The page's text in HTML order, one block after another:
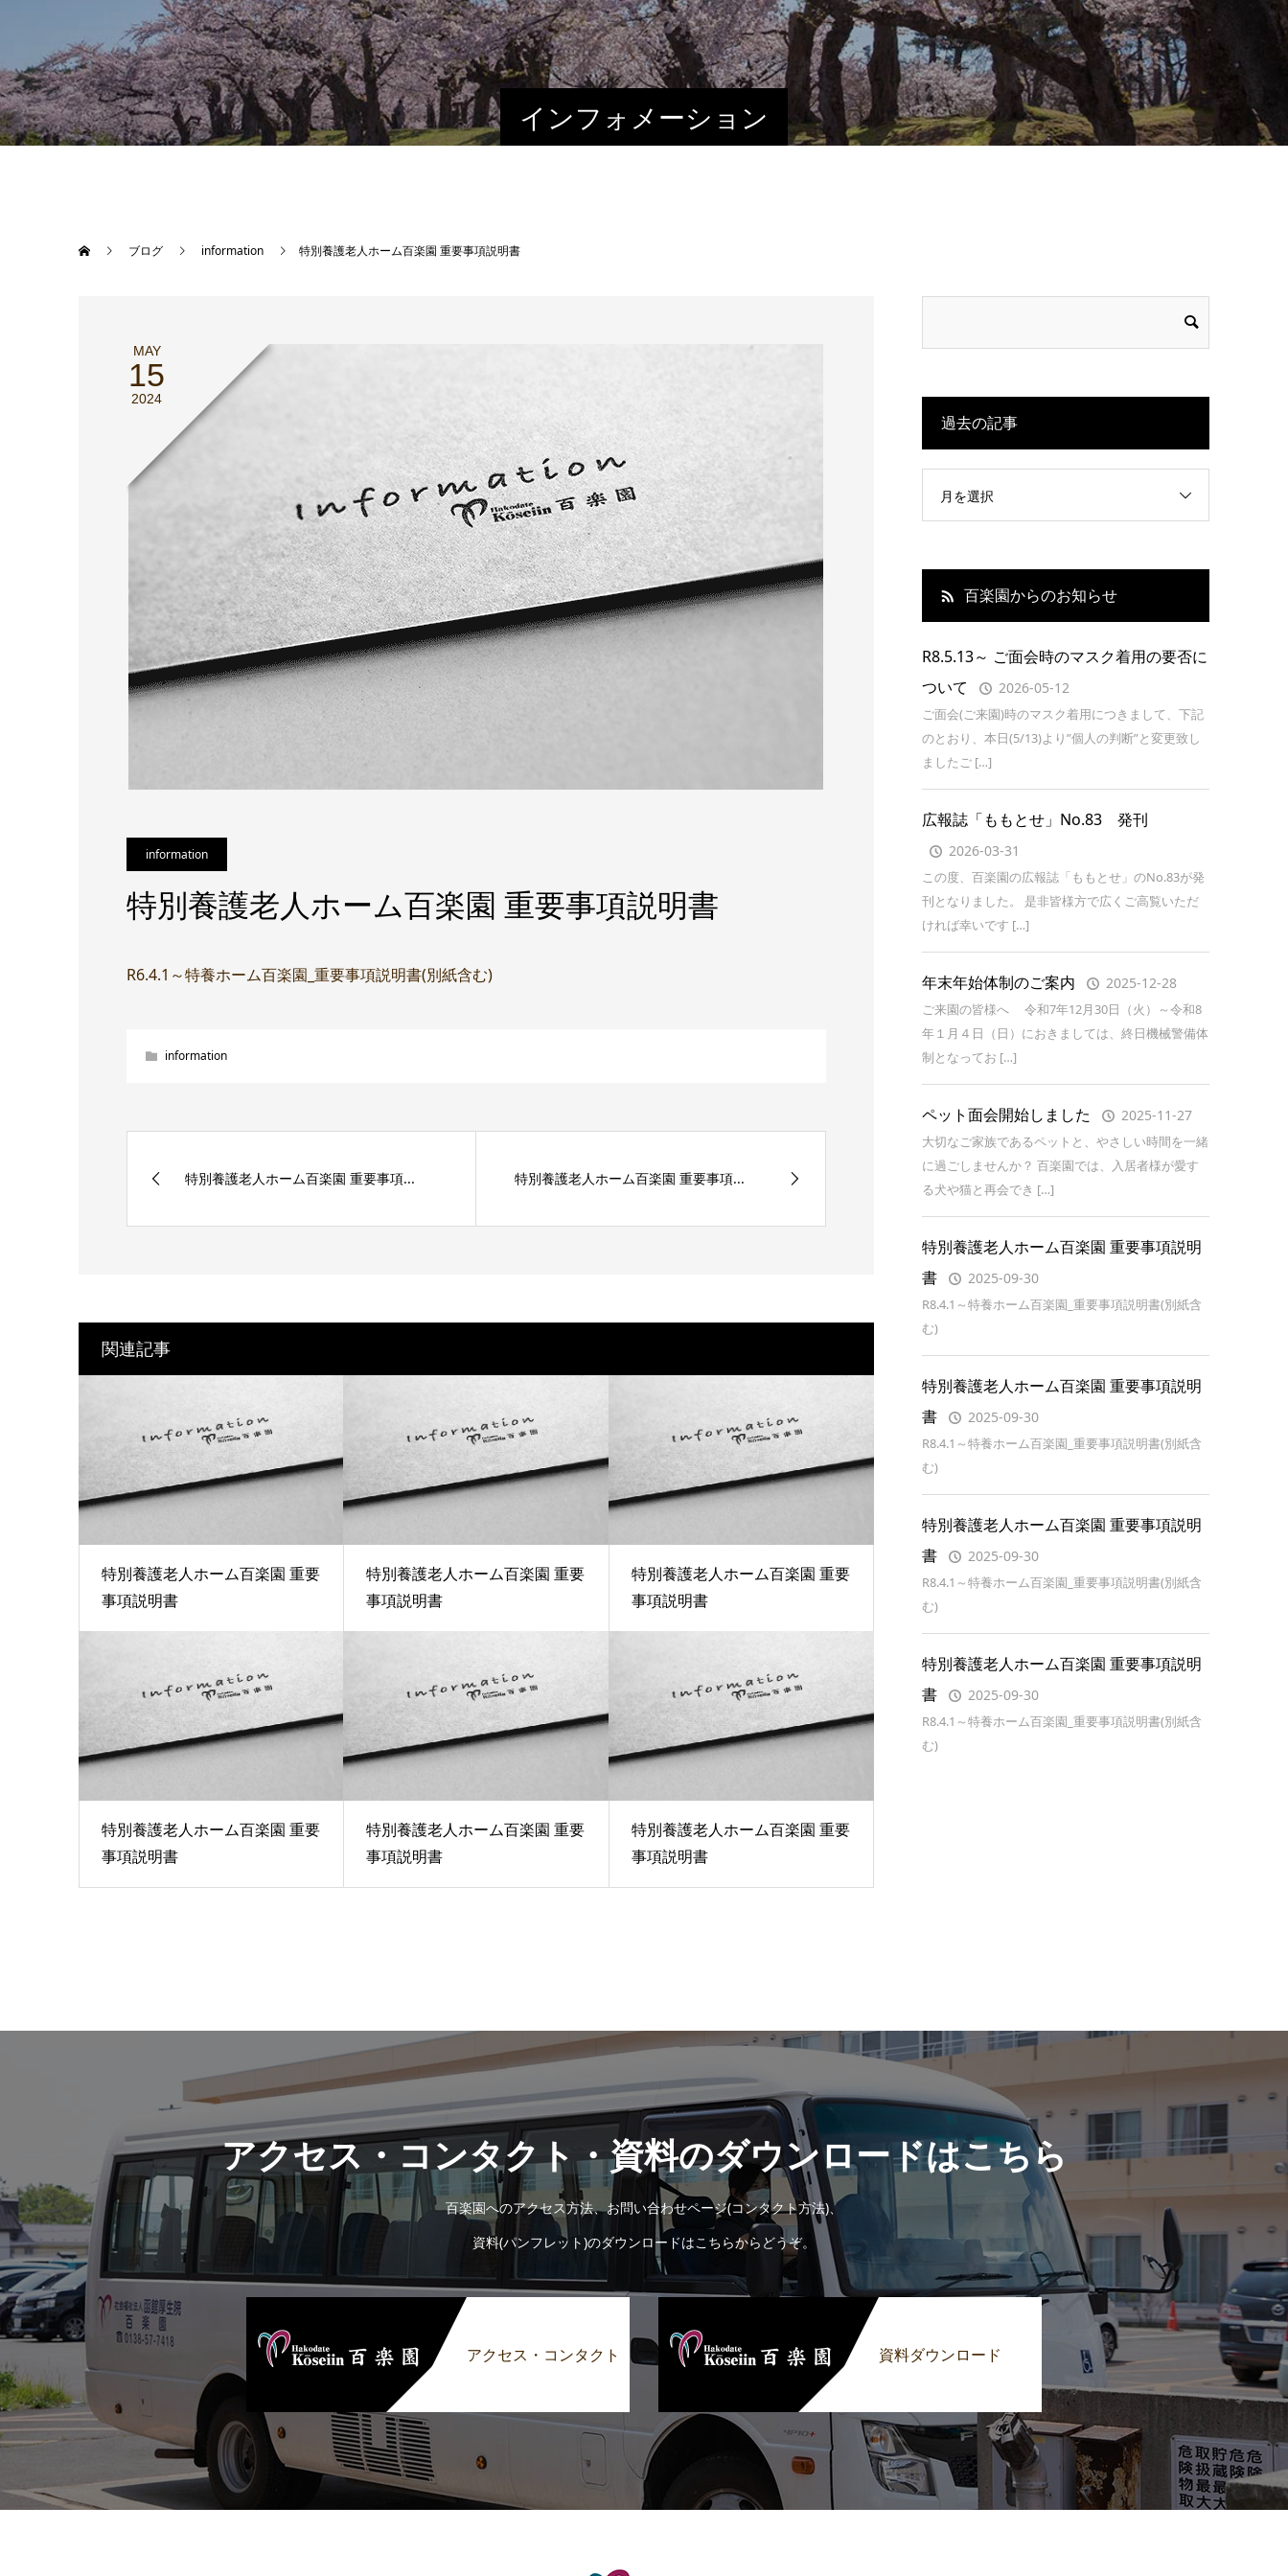
インフォメーション
ブログ information 特別養護老人ホーム百楽園 重要事項説明書
MAY
15
2024
information
特別養護老人ホーム百楽園 重要事項説明書
R6.4.1～特養ホーム百楽園_重要事項説明書(別紙含む)
information
特別養護老人ホーム百楽園 重要事項... 特別養護老人ホーム百楽園 重要事項...
関連記事
特別養護老人ホーム百楽園 重要
事項説明書
特別養護老人ホーム百楽園 重要
事項説明書
特別養護老人ホーム百楽園 重要
事項説明書
特別養護老人ホーム百楽園 重要
事項説明書
特別養護老人ホーム百楽園 重要
事項説明書
特別養護老人ホーム百楽園 重要
事項説明書
過去の記事
月を選択
百楽園からのお知らせ
R8.5.13～ ご面会時のマスク着用の要否に
ついて
2026-05-12
ご面会(ご来園)時のマスク着用につきまして、下記
のとおり、本日(5/13)より”個人の判断”と変更致し
ましたご […]
広報誌「ももとせ」No.83 発刊
2026-03-31
この度、百楽園の広報誌「ももとせ」のNo.83が発
刊となりました。 是非皆様方で広くご高覧いただ
ければ幸いです […]
年末年始体制のご案内 2025-12-28
ご来園の皆様へ 令和7年12月30日（火）～令和8
年１月４日（日）におきましては、終日機械警備体
制となってお […]
ペット面会開始しました 2025-11-27
大切なご家族であるペットと、やさしい時間を一緒
に過ごしませんか？ 百楽園では、入居者様が愛す
る犬や猫と再会でき […]
特別養護老人ホーム百楽園 重要事項説明
書
2025-09-30
R8.4.1～特養ホーム百楽園_重要事項説明書(別紙含
む)
特別養護老人ホーム百楽園 重要事項説明
書
2025-09-30
R8.4.1～特養ホーム百楽園_重要事項説明書(別紙含
む)
特別養護老人ホーム百楽園 重要事項説明
書
2025-09-30
R8.4.1～特養ホーム百楽園_重要事項説明書(別紙含
む)
特別養護老人ホーム百楽園 重要事項説明
書
2025-09-30
R8.4.1～特養ホーム百楽園_重要事項説明書(別紙含
む)
アクセス・コンタクト・資料のダウンロードはこちら
百楽園へのアクセス方法、お問い合わせページ(コンタクト方法)、
資料(パンフレット)のダウンロードはこちらからどうぞ。
アクセス・コンタクト 資料ダウンロード